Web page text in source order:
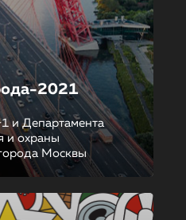
2021
и Департамента
и охраны
Москвы